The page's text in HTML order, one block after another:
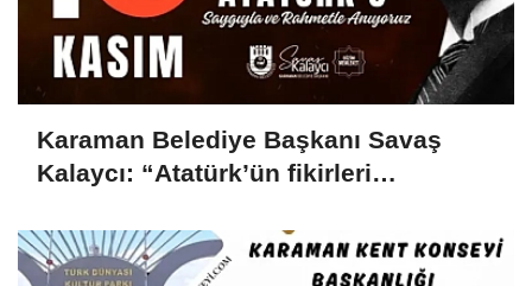
Karaman Belediye Başkanı Savaş
Kalaycı: “Atatürk’ün fikirleri
devam ediyor”